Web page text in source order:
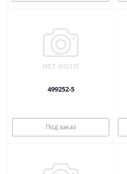
499252-5
Под заказ